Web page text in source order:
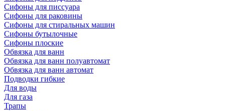
Сифoны для писсуара
Сифоны для раковины
Сифоны для стиральных машин
Сифоны бутылочные
Сифоны плоские
Обвязка для ванн
Обвязка для ванн полуавтомат
Обвязка для ванн автомат
Подводки гибкие
Для воды
Для газа
Трапы